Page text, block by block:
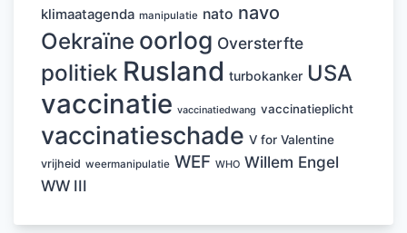
klimaatagenda manipulatie nato navo
Oekraïne oorlog Oversterfte
politiek Rusland turbokanker USA
vaccinatie vaccinatiedwang vaccinatieplicht
vaccinatieschade V for Valentine
vrijheid weermanipulatie WEF WHO Willem Engel
WW III